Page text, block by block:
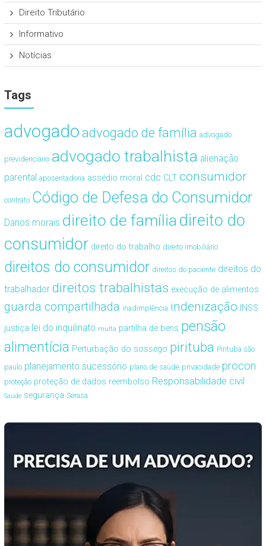
Direito Tributário
Informativo
Notícias
Tags
advogado advogado de família advogado
previdenciário advogado trabalhista alienação
parental aposentadoria assédio moral cdc CLT consumidor
contrato Código de Defesa do Consumidor
Danos morais direito de famíliadireito do
consumidor direito do trabalho direito imobiliário
direitos do consumidor direitos do paciente direitos do
trabalhador direitos trabalhistas execução de alimentos
guarda compartilhada inadimplência indenização INSS
justiça lei do inquilinato multa partilha de bens pensão
alimentícia Perturbação do sossego pirituba Pirituba são
paulo planejamento sucessório plano de saúde privacidade procon
proteção proteção de dados reembolso Responsabilidade civil
Saúde segurança Serasa